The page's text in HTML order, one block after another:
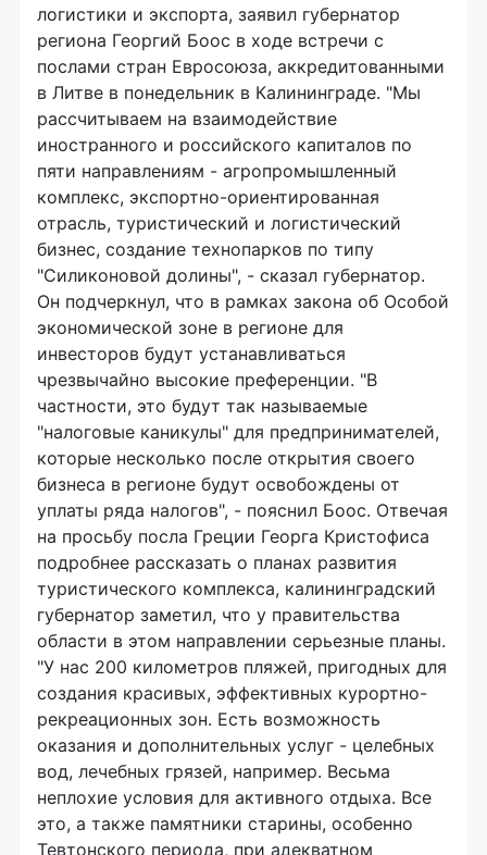
логистики и экспорта, заявил губернатор
региона Георгий Боос в ходе встречи с
послами стран Евросоюза, аккредитованными
в Литве в понедельник в Калининграде. "Мы
рассчитываем на взаимодействие
иностранного и российского капиталов по
пяти направлениям - агропромышленный
комплекс, экспортно-ориентированная
отрасль, туристический и логистический
бизнес, создание технопарков по типу
"Силиконовой долины", - сказал губернатор.
Он подчеркнул, что в рамках закона об Особой
экономической зоне в регионе для
инвесторов будут устанавливаться
чрезвычайно высокие преференции. "В
частности, это будут так называемые
"налоговые каникулы" для предпринимателей,
которые несколько после открытия своего
бизнеса в регионе будут освобождены от
уплаты ряда налогов", - пояснил Боос. Отвечая
на просьбу посла Греции Георга Кристофиса
подробнее рассказать о планах развития
туристического комплекса, калининградский
губернатор заметил, что у правительства
области в этом направлении серьезные планы.
"У нас 200 километров пляжей, пригодных для
создания красивых, эффективных курортно-
рекреационных зон. Есть возможность
оказания и дополнительных услуг - целебных
вод, лечебных грязей, например. Весьма
неплохие условия для активного отдыха. Все
это, а также памятники старины, особенно
Тевтонского периода, при адекватном